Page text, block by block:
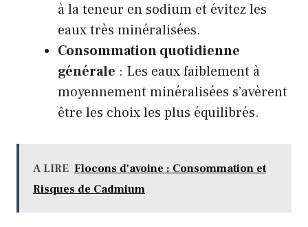
à la teneur en sodium et évitez les
eaux très minéralisées.
Consommation quotidienne
générale : Les eaux faiblement à
moyennement minéralisées s’avèrent
être les choix les plus équilibrés.
A LIRE Flocons d'avoine : Consommation et
Risques de Cadmium